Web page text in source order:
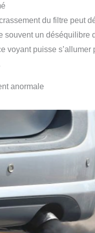
du filtre peut
souvent un déséquilibre
voyant puisse s’allumer
anormale